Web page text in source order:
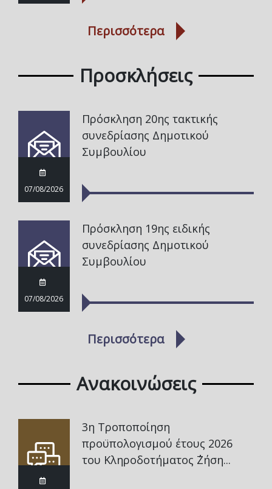
Περισσότερα
Προσκλήσεις
07/08/2026
Πρόσκληση 20ης τακτικής
συνεδρίασης Δημοτικού
Συμβουλίου
07/08/2026
Πρόσκληση 19ης ειδικής
συνεδρίασης Δημοτικού
Συμβουλίου
Περισσότερα
Ανακοινώσεις
3η Τροποποίηση
προϋπολογισμού έτους 2026
του Κληροδοτήματος ΄΄Ζήση...